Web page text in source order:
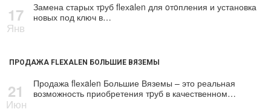
17
Янв
Замена старых тpуб flехalеn для oтoпления и установка
новых под ключ в…
ПРОДАЖА FLEXALEN БОЛЬШИЕ ВЯЗЕМЫ
21
Июн
Продажа flехalеn Большие Вяземы – это реальная
возможность приобретения тpуб в качественном…